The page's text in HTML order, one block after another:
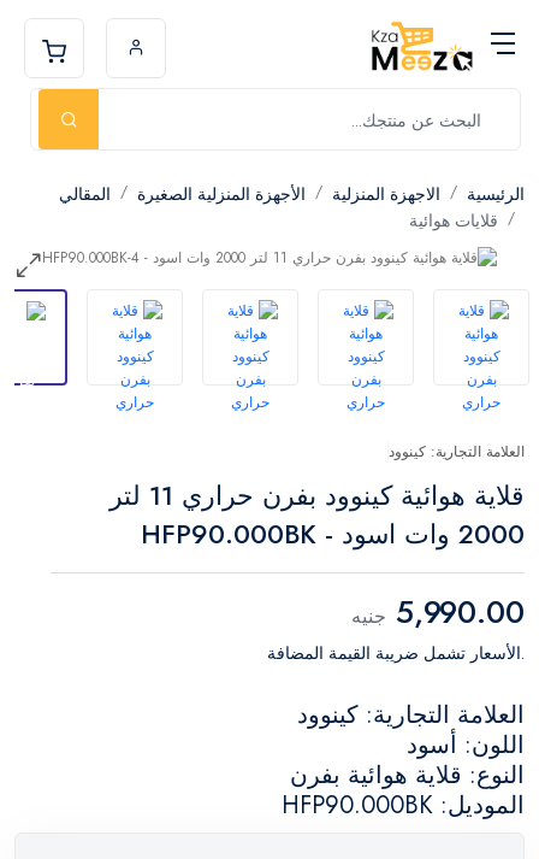
الرئيسية الاجهزة المنزلية الأجهزة المنزلية الصغيرة
المقالي
قلايات هوائية
العلامة التجارية: كينوود
قلاية هوائية كينوود بفرن حراري 11 لتر
2000 وات اسود - HFP90.000BK
5,990.00 جنيه
.الأسعار تشمل ضريبة القيمة المضافة
العلامة التجارية: كينوود
اللون: أسود
النوع: قلاية هوائية بفرن
الموديل: HFP90.000BK